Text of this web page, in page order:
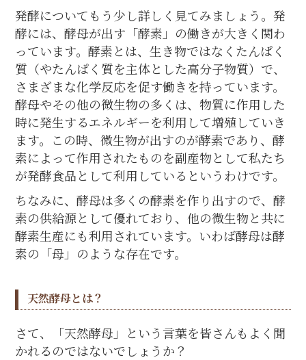
発酵についてもう少し詳しく見てみましょう。発
酵には、酵母が出す「酵素」の働きが大きく関わ
っています。酵素とは、生き物ではなくたんぱく
質（やたんぱく質を主体とした高分子物質）で、
さまざまな化学反応を促す働きを持っています。
酵母やその他の微生物の多くは、物質に作用した
時に発生するエネルギーを利用して増殖していき
ます。この時、微生物が出すのが酵素であり、酵
素によって作用されたものを副産物として私たち
が発酵食品として利用しているというわけです。
ちなみに、酵母は多くの酵素を作り出すので、酵
素の供給源として優れており、他の微生物と共に
酵素生産にも利用されています。いわば酵母は酵
素の「母」のような存在です。
天然酵母とは？
さて、「天然酵母」という言葉を皆さんもよく聞
かれるのではないでしょうか？